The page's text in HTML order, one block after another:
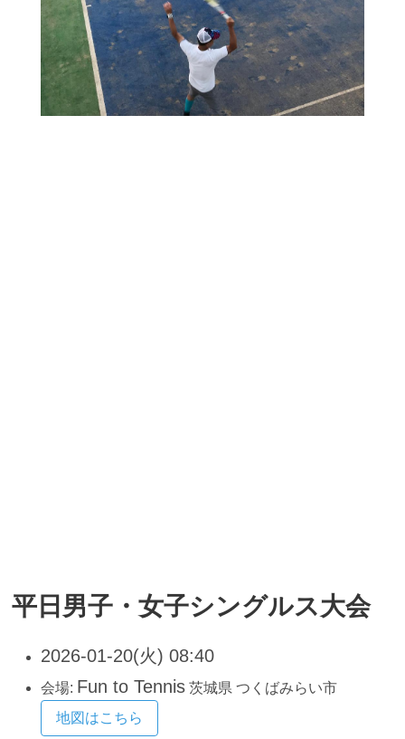
平日男子・女子シングルス大会
2026-01-20(火) 08:40
会場: Fun to Tennis 茨城県 つくばみらい市
地図はこちら